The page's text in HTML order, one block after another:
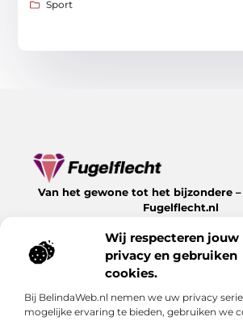
Wij respecteren jouw
privacy en gebruiken
cookies.
Bij BelindaWeb.nl nemen we uw privacy
mogelijke ervaring te bieden, gebruiken we
Sport
Van het gewone tot het bijzondere
Fugelflecht.nl
leven te bieden heeft.
Bericht categorie